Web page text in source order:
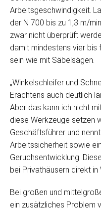
Arbeitsgeschwindigkeit.
der N 700 bis zu 1,3 m/
zwar nicht überprüft
damit mindestens vier bis
sein wie mit Säbelsägen.
„Winkelschleifer und
Erachtens auch deutlich
Aber das kann ich nicht
diese Werkzeuge setzen
Geschäftsführer und
Arbeitssicherheit sowie
Geruchsentwicklung.
bei Privathäusern direkt in
Bei großen und
ein zusätzliches Problem